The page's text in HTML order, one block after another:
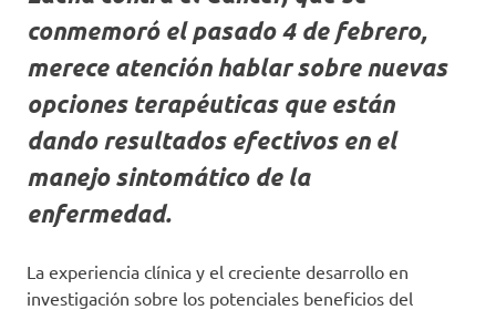
conmemoró el pasado 4 de febrero,
merece atención hablar sobre nuevas
opciones terapéuticas que están
dando resultados efectivos en el
manejo sintomático de la
enfermedad.
La experiencia clínica y el creciente desarrollo en
investigación sobre los potenciales beneficios del